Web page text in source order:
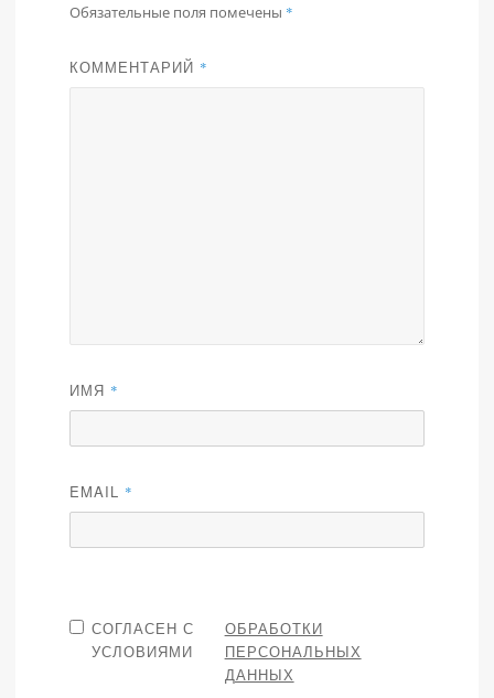
Обязательные поля помечены *
КОММЕНТАРИЙ *
ИМЯ *
EMAIL *
СОГЛАСЕН С
УСЛОВИЯМИ
ОБРАБОТКИ
ПЕРСОНАЛЬНЫХ
ДАННЫХ